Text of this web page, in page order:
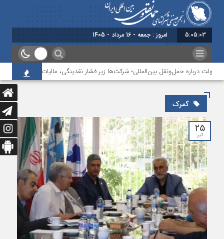
5:05:04 امروز : جمعه - 16 مرداد - 1405
درباره حمل‌ونقل بین‌المللی؛ شرکت‌ها زیر فشار نقدینگی، مالیات و افت عملیات
گمرک
۲۵
تیر